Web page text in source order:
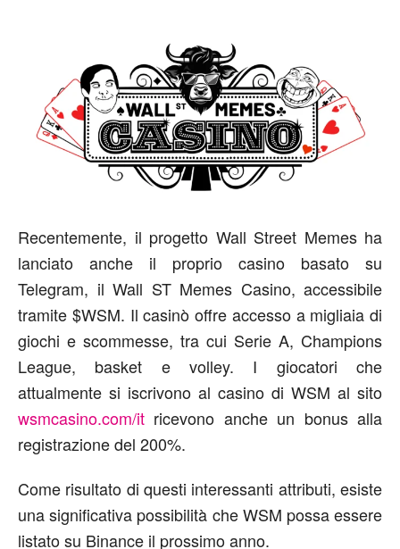
Recentemente, il progetto Wall Street Memes ha
lanciato anche il proprio casino basato su
Telegram, il Wall ST Memes Casino, accessibile
tramite $WSM. Il casinò offre accesso a migliaia di
giochi e scommesse, tra cui Serie A, Champions
League, basket e volley. I giocatori che
attualmente si iscrivono al casino di WSM al sito
wsmcasino.com/it ricevono anche un bonus alla
registrazione del 200%.
Come risultato di questi interessanti attributi, esiste
una significativa possibilità che WSM possa essere
listato su Binance il prossimo anno.